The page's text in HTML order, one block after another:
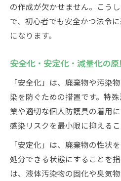
の作成が欠かせません。こう
で、初心者でも安全かつ法令
になります。
安全化・安定化・減量化の
「安全化」は、廃棄物や汚染
染を防ぐための措置です。特
業や適切な個人防護具の着用
感染リスクを最小限に抑えるこ
「安定化」は、廃棄物の性状
処分できる状態にすることを
は、液体汚染物の固化や臭気